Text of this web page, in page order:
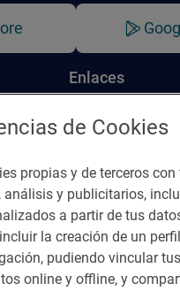
Enlaces
Contacto
Canal de ética
de Cookies
propias y de terceros
análisis y publicitarios,
a partir de tus
la creación de un
pudiendo vincular
online y offline, y